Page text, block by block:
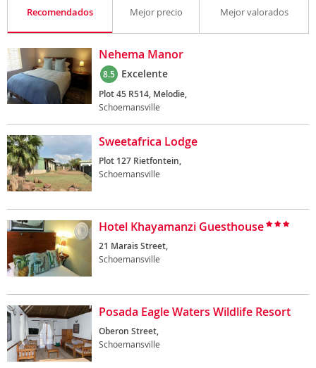
Recomendados Mejor precio Mejor valorados
Nehema Manor
8.5 Excelente
Plot 45 R514, Melodie,
Schoemansville
Sweetafrica Lodge
Plot 127 Rietfontein,
Schoemansville
Hotel Khayamanzi Guesthouse
21 Marais Street,
Schoemansville
Posada Eagle Waters Wildlife Resort
Oberon Street,
Schoemansville